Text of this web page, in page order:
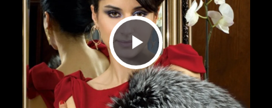
Play Video